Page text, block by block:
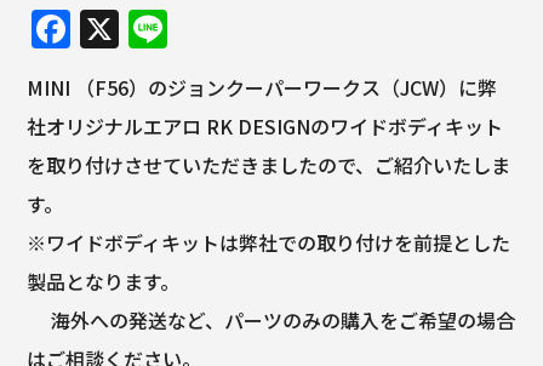
F
a
c
e
b
o
o
k
X
n
e
MINI （F56）のジョンクーパーワークス（JCW）に弊
社オリジナルエアロ RK DESIGNのワイドボディキット
を取り付けさせていただきましたので、ご紹介いたしま
す。
※ワイドボディキットは弊社での取り付けを前提とした
製品となります。
海外への発送など、パーツのみの購入をご希望の場合
はご相談ください。